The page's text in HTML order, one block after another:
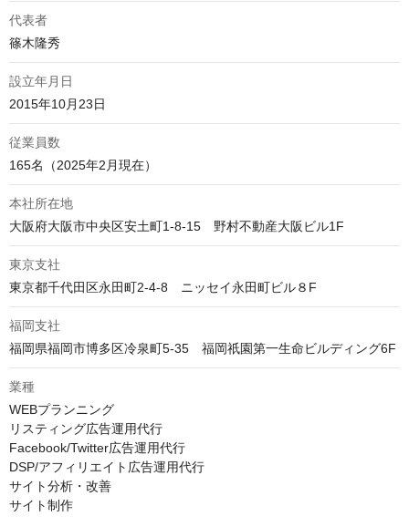
代表者
篠木隆秀
設立年月日
2015年10月23日
従業員数
165名（2025年2月現在）
本社所在地
大阪府大阪市中央区安土町1-8-15　野村不動産大阪ビル1F
東京支社
東京都千代田区永田町2‐4‐8　ニッセイ永田町ビル８F
福岡支社
福岡県福岡市博多区冷泉町5-35　福岡祇園第一生命ビルディング6F
業種
WEBプランニング
リスティング広告運用代行
Facebook/Twitter広告運用代行
DSP/アフィリエイト広告運用代行
サイト分析・改善
サイト制作